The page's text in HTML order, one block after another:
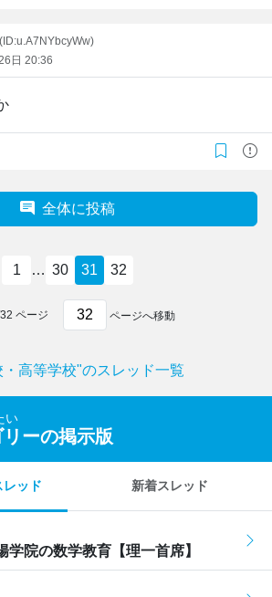
(ID:u.A7NYbcyWw)
日 20:36
全体に投稿
1 … 30 31 32
32 ページ ページへ移動
高等学校"のスレッド一覧
い
ーの掲示版
レッド 新着スレッド
学院の数学教育【理一首席】